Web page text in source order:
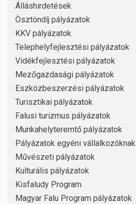
Álláshirdetések
Ösztöndíj pályázatok
KKV pályázatok
Telephelyfejlesztési pályázatok
Vidékfejlesztési pályázatok
Mezőgazdasági pályázatok
Eszközbeszerzési pályázatok
Turisztikai pályázatok
Falusi turizmus pályázatok
Munkahelyteremtő pályázatok
Pályázatok egyéni vállalkozóknak
Művészeti pályázatok
Kulturális pályázatok
Kisfaludy Program
Magyar Falu Program pályázatok